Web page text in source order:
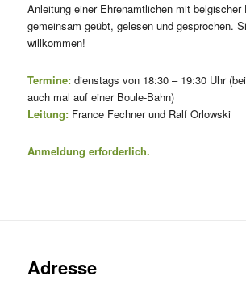
Anleitung einer Ehrenamtlichen mit belgischer
gemeinsam geübt, gelesen und gesprochen.
willkommen!
Termine:dienstags von 18:30 – 19:30 Uhr
auch mal auf einer Boule-Bahn)
Leitung:France Fechner und Ralf Orlowski
Anmeldung erforderlich.
Adresse